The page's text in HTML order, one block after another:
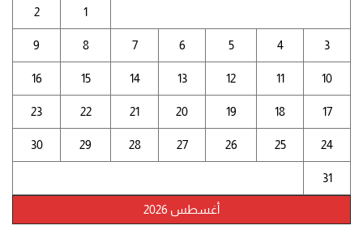
أغسطس 2026
1
2
3
4
5
6
7
8
9
10
11
12
13
14
15
16
17
18
19
20
21
22
23
24
25
26
27
28
29
30
31